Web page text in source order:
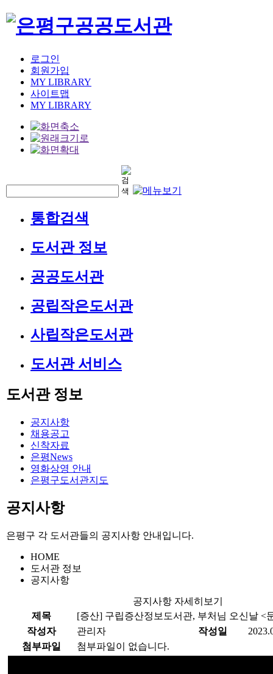
로그인
회원가입
MY LIBRARY
사이트맵
MY LIBRARY
통합검색
도서관 정보
공공도서관
공립작은도서관
사립작은도서관
도서관 서비스
도서관 정보
공지사항
채용공고
신착자료
은평News
영화상영 안내
은평구도서관지도
공지사항
은평구 각 도서관들의 공지사항 안내입니다.
HOME
도서관 정보
공지사항
공지사항 자세히보기
제목
[증산] 구립증산정보도서관, 부처님 오신날 <
작성자
관리자 작성일
첨부파일
첨부파일이 없습니다.